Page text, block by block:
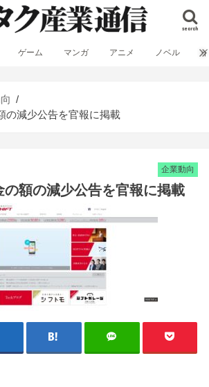
search
ゲーム マンガ アニメ ノベル
の減少公告を官報に掲載
企業動向
の額の減少公告を官報に掲載